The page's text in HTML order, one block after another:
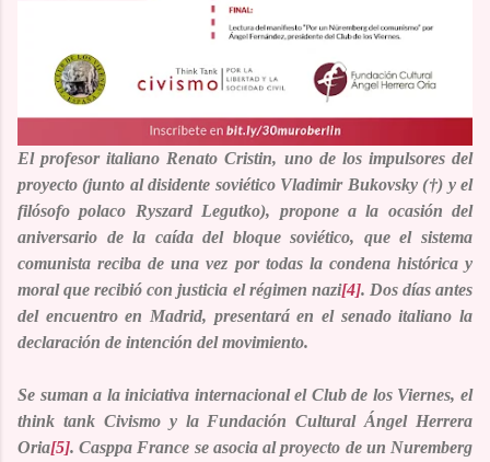
El profesor italiano Renato Cristin, uno de los impulsores del
proyecto (junto al disidente soviético Vladimir Bukovsky (†) y el
filósofo polaco Ryszard Legutko), propone a la ocasión del
aniversario de la caída del bloque soviético, que el sistema
comunista reciba de una vez por todas la condena histórica y
moral que recibió con justicia el régimen nazi[4]. Dos días antes
del encuentro en Madrid, presentará en el senado italiano la
declaración de intención del movimiento.
Se suman a la iniciativa internacional el Club de los Viernes, el
think tank Civismoy la Fundación Cultural Ángel Herrera
Oria[5]. Casppa France se asocia al proyecto de un Nuremberg